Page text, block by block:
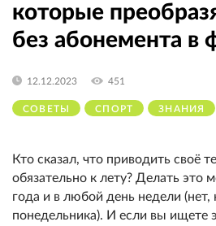
которые
без абонемента в
СОВЕТЫ СПОРТ ЗНАНИЯ
12.12.2023 451
Кто сказал, что приводить своё
обязательно к лету? Делать это
года и в любой день недели (нет,
понедельника). И если вы ищете